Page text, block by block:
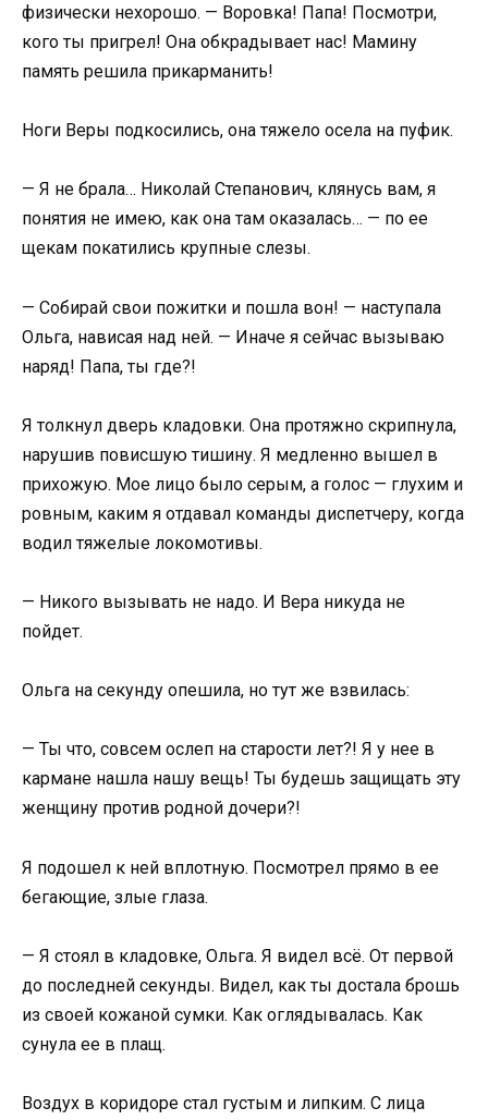
физически нехорошо. — Воровка! Папа! Посмотри,
кого ты пригрел! Она обкрадывает нас! Мамину
память решила прикарманить!
Ноги Веры подкосились, она тяжело осела на пуфик.
— Я не брала… Николай Степанович, клянусь вам, я
понятия не имею, как она там оказалась… — по ее
щекам покатились крупные слезы.
— Собирай свои пожитки и пошла вон! — наступала
Ольга, нависая над ней. — Иначе я сейчас вызываю
наряд! Папа, ты где?!
Я толкнул дверь кладовки. Она протяжно скрипнула,
нарушив повисшую тишину. Я медленно вышел в
прихожую. Мое лицо было серым, а голос — глухим и
ровным, каким я отдавал команды диспетчеру, когда
водил тяжелые локомотивы.
— Никого вызывать не надо. И Вера никуда не
пойдет.
Ольга на секунду опешила, но тут же взвилась:
— Ты что, совсем ослеп на старости лет?! Я у нее в
кармане нашла нашу вещь! Ты будешь защищать эту
женщину против родной дочери?!
Я подошел к ней вплотную. Посмотрел прямо в ее
бегающие, злые глаза.
— Я стоял в кладовке, Ольга. Я видел всё. От первой
до последней секунды. Видел, как ты достала брошь
из своей кожаной сумки. Как оглядывалась. Как
сунула ее в плащ.
Воздух в коридоре стал густым и липким. С лица